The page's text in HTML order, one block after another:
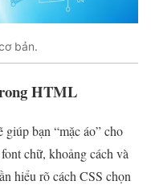
bản.
HTML
bạn “mặc áo” cho
chữ, khoảng cách và
hiểu rõ cách CSS chọn